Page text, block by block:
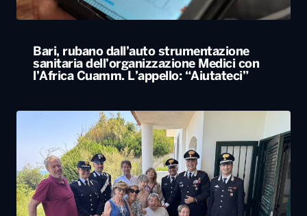
Bari, rubano dall’auto strumentazione
sanitaria dell’organizzazione Medici con
l’Africa Cuamm. L’appello: “Aiutateci”